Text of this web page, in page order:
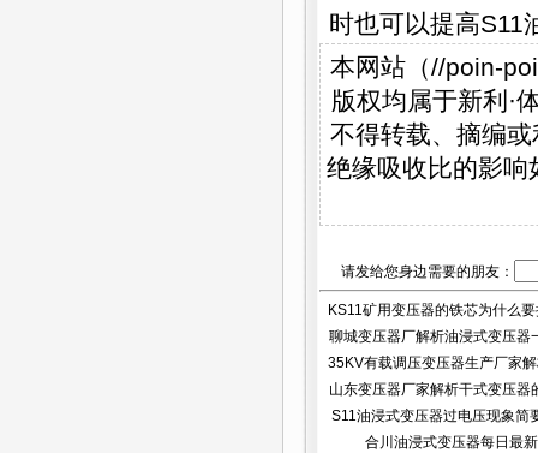
时也可以提高S11
本网站（//poin-
版权均属于新利·
不得转载、摘编
绝缘吸收比的影响
请发给您身边需要的朋友：
KS11矿用变压器的铁芯为什么
聊城变压器厂解析油浸式变压器
做...
35KV有载调压变压器生产厂家
山东变压器厂家解析干式变压器
标...
S11油浸式变压器过电压现象简
合川油浸式变压器每日最新